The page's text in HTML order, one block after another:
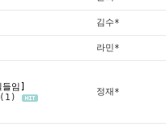
김수*
라민*
들임]
(1)
정재*